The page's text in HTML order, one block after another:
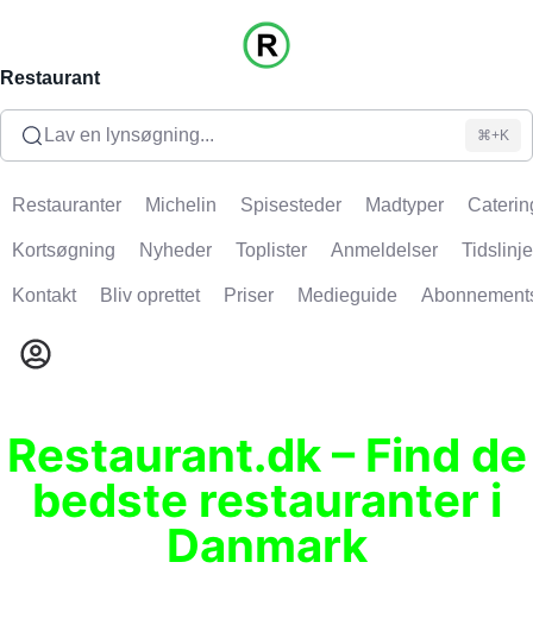
Restaurant
Lav en lynsøgning... ⌘+K
Restauranter Michelin Spisesteder Madtyper
Kortsøgning Nyheder Toplister Anmeldelser Tidslinje
Kontakt Bliv oprettet Priser Medieguide
Restaurant.dk – Find de
bedste restauranter i
Danmark